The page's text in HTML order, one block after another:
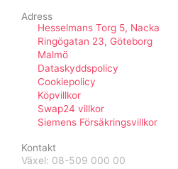
c
e
b
o
o
k
t
a
g
r
a
m
t
u
e
Adress
Hesselmans Torg 5, Nacka
Ringögatan 23, Göteborg
Malmö
Dataskyddspolicy
Cookiepolicy
Köpvillkor
Swap24 villkor
Siemens Försäkringsvillkor
Kontakt
Växel: 08-509 000 00